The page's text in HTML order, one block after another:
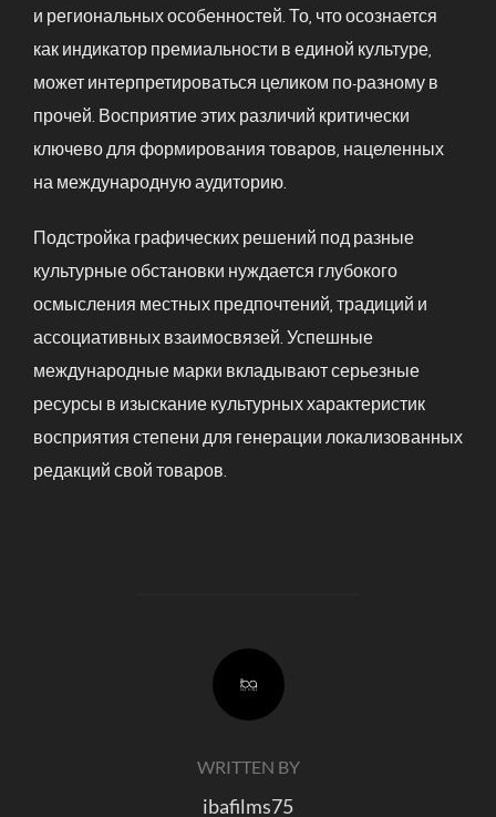
и региональных особенностей. То, что осознается
как индикатор премиальности в единой культуре,
может интерпретироваться целиком по-разному в
прочей. Восприятие этих различий критически
ключево для формирования товаров, нацеленных
на международную аудиторию.
Подстройка графических решений под разные
культурные обстановки нуждается глубокого
осмысления местных предпочтений, традиций и
ассоциативных взаимосвязей. Успешные
международные марки вкладывают серьезные
ресурсы в изыскание культурных характеристик
восприятия степени для генерации локализованных
редакций свой товаров.
POST AUTHOR
WRITTEN BY
ibafilms75